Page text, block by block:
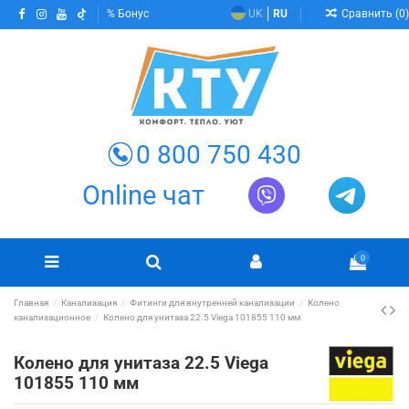
Бонус UK RU Сравнить (0)
0 800 750 430
Online чат
0
Главная Канализация Фитинги для внутренней канализации
Колено
канализационное
Колено для унитаза 22.5 Viega 101855 110 мм
Колено для унитаза 22.5 Viega
101855 110 мм